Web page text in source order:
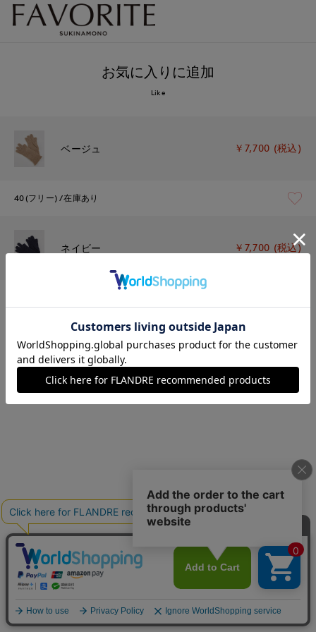
お気に入りに追加
Like
ベージュ ￥7,700 (税込)
40(フリー) 在庫あり
ネイビー ￥7,700 (税込)